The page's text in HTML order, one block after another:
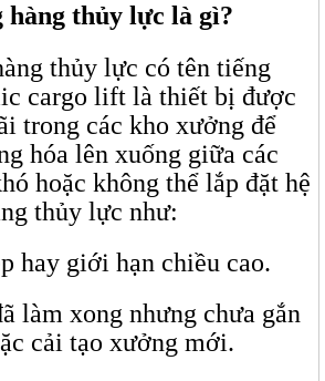
hàng thủy lực là gì?
thủy lực có tên tiếng
cargo lift là thiết bị được
trong các kho xưởng để
hóa lên xuống giữa các
hoặc không thể lắp đặt hệ
thủy lực như:
hay giới hạn chiều cao.
làm xong nhưng chưa gắn
cải tạo xưởng mới.